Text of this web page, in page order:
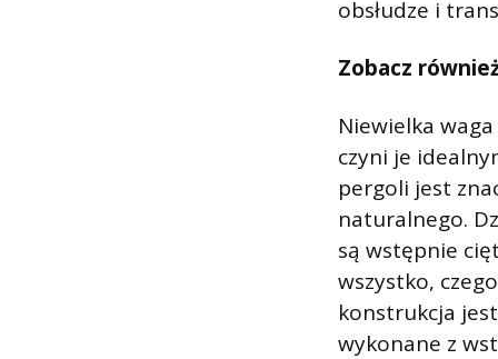
obsłudze i
Zobacz
Niewielka
czyni je
pergoli jest
naturalnego.
są wstępnie
wszystko,
konstrukcja
wykonane z